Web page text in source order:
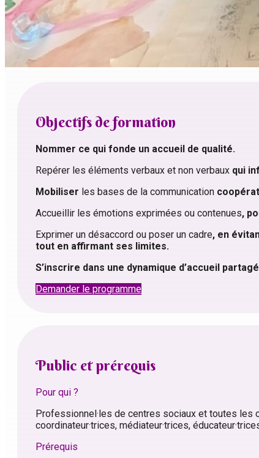
Objectifs de formation
Nommer ce qui fonde un accueil de qualité.
Repérer les éléments verbaux et non verbaux qui
Mobiliser les bases de la communication
Accueillir les émotions exprimées ou contenues,
Exprimer un désaccord ou poser un cadre, en
tout en affirmant ses limites.
S’inscrire dans une dynamique d’accueil
Demander le programme
Public et prérequis
Pour qui ?
Professionnel·les de centres sociaux et toutes les
coordinateur·trices, médiateur·trices,
Prérequis